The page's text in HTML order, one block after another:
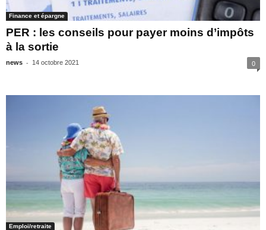
Finance et épargne
PER : les conseils pour payer moins d’impôts
à la sortie
news - 14 octobre 2021 0
Emploi/retraite